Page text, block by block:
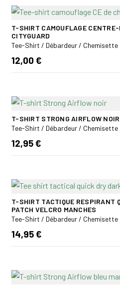
T-SHIRT CAMOUFLAGE CENTRE-
CITYGUARD
Tee-Shirt / Débardeur / Chemisette
12,00 €
T-SHIRT STRONG AIRFLOW NOIR
Tee-Shirt / Débardeur / Chemisette
12,95 €
T-SHIRT TACTIQUE RESPIRANT
PATCH VELCRO MANCHES
Tee-Shirt / Débardeur / Chemisette
14,95 €